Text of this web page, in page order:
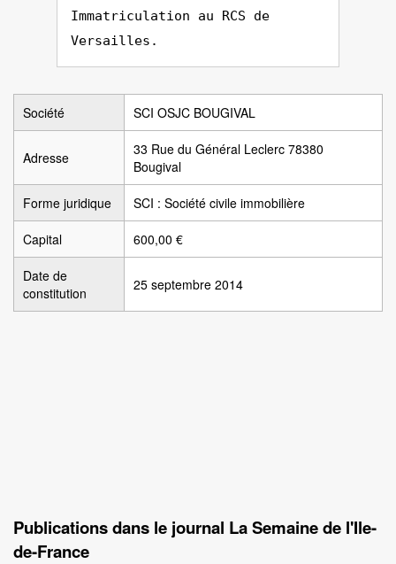
Immatriculation au RCS de
Versailles.
Société SCI OSJC BOUGIVAL
Adresse
33 Rue du Général Leclerc 78380
Bougival
Forme juridique SCI : Société civile immobilière
Capital 600,00 €
Date de
constitution
25 septembre 2014
Publications dans le journal La Semaine de l'Ile-
de-France